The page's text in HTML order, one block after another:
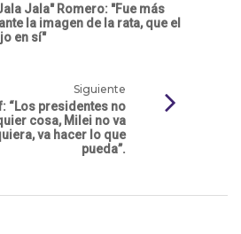
Jala" Romero: "Fue más
la imagen de la rata, que el
en sí"
Siguiente
“Los presidentes no
cosa, Milei no va
va hacer lo que
pueda”.